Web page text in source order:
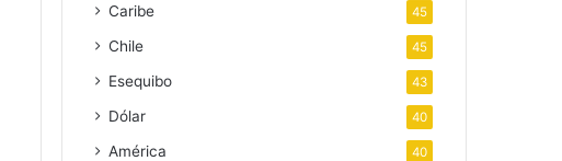
Caribe 45
Chile 45
Esequibo 43
Dólar 40
América 40